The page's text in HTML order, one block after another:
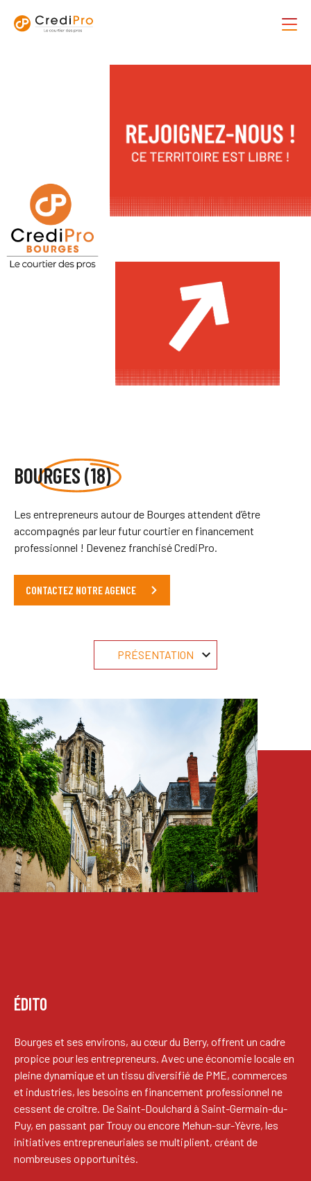
BOURGES (18)
Les entrepreneurs autour de Bourges attendent d’être
accompagnés par leur futur courtier en financement
professionnel ! Devenez franchisé CrediPro.
CONTACTEZ NOTRE AGENCE
ÉDITO
Bourges et ses environs, au cœur du Berry, offrent un cadre
propice pour les entrepreneurs. Avec une économie locale en
pleine dynamique et un tissu diversifié de PME, commerces
et industries, les besoins en financement professionnel ne
cessent de croître. De Saint-Doulchard à Saint-Germain-du-
Puy, en passant par Trouy ou encore Mehun-sur-Yèvre, les
initiatives entrepreneuriales se multiplient, créant de
nombreuses opportunités.